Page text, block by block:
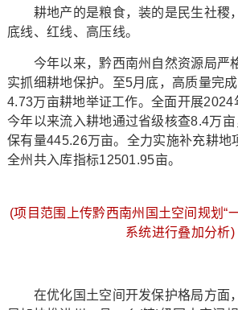
耕地产的是粮食，装的是民生社稷，
底线、红线、高压线。
今年以来，黔西南州自然资源局严
实抓细耕地保护。至5月底，高质量完
4.73万亩耕地举证工作。全面开展2024
今年以来流入耕地通过省级核查8.4万
保有量445.26万亩。全力实施补充耕地
全州共入库指标12501.95亩。
(项目范围上传黔西南州国土空间规划“
系统进行叠加分析)
在优化国土空间开发保护格局方面